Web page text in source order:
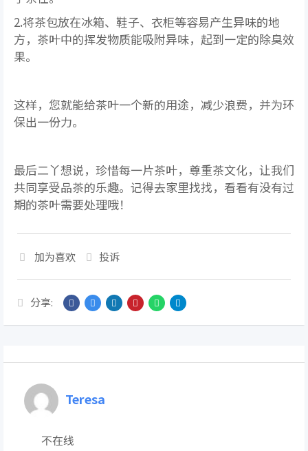
2.将茶包放在冰箱、鞋子、衣柜等容易产生异味的地
方，茶叶中的挥发物质能吸附异味，起到一定的除臭效
果。
这样，您就能给茶叶一个新的用途，减少浪费，并为环
保出一份力。
最后二丫想说，珍惜每一片茶叶，尊重茶文化，让我们
共同享受品茶的乐趣。记得去家里找找，看看有没有过
期的茶叶需要处理哦！
加为喜欢 投诉
分享:
Teresa
不在线